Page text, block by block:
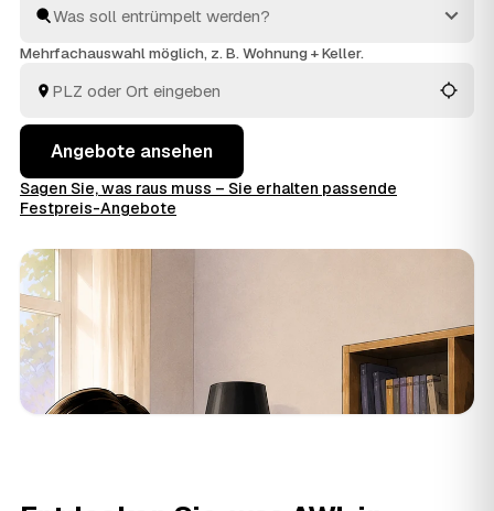
mehrerer geprüfter Anbieter aus Schleswig-Holstein.
Sie legen die Angebote nebeneinander und sehen
sich entschieden haben.
Mehrfachauswahl möglich, z. B. Wohnung + Keller.
Angebote ansehen
Sagen Sie, was raus muss – Sie erhalten passende
Festpreis-Angebote